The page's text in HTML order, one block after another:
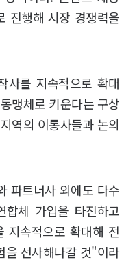
진행해 시장 경쟁력을
사를 지속적으로 확대
맹체로 키운다는 구상
역의 이통사들과 논의
파트너사 외에도 다수
합체 가입을 타진하고
지속적으로 확대해 전
을 선사해나갈 것"이라